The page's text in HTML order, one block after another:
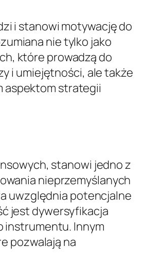
i stanowi motywację do
nie tylko jako
które prowadzą do
i umiejętności, ale także
aspektom strategii
stanowi jedno z
nieprzemyślanych
uwzględnia potencjalne
jest dywersyfikacja
instrumentu. Innym
pozwalają na